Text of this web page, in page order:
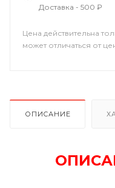
Доставка - 500 ₽
Цена действительна
может отличаться от
ОПИСАНИЕ